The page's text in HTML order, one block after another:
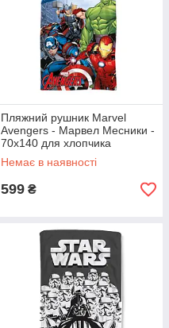
Пляжний рушник Marvel
Avengers - Марвел Месники -
70х140 для хлопчика
Немає в наявності
599 ₴